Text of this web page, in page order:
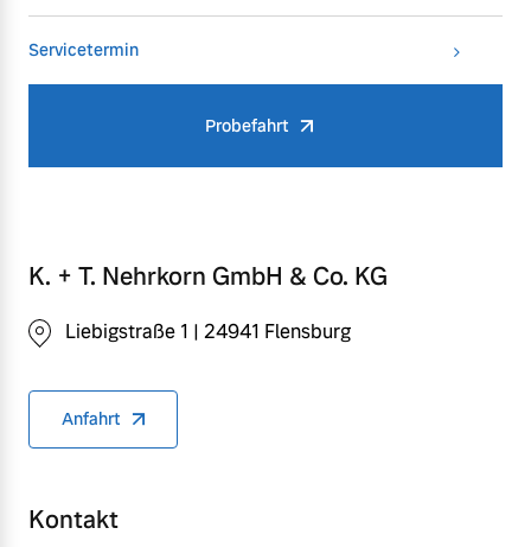
Servicetermin
Probefahrt
K. + T. Nehrkorn GmbH & Co. KG
Liebigstraße 1 | 24941 Flensburg
Anfahrt
Kontakt